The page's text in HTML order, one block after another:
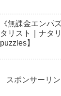
《無課金エンパ
タリスト｜ナタ
puzzles】
スポンサーリン